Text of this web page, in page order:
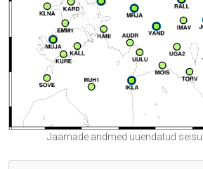
Jaamade andmed uuendatud